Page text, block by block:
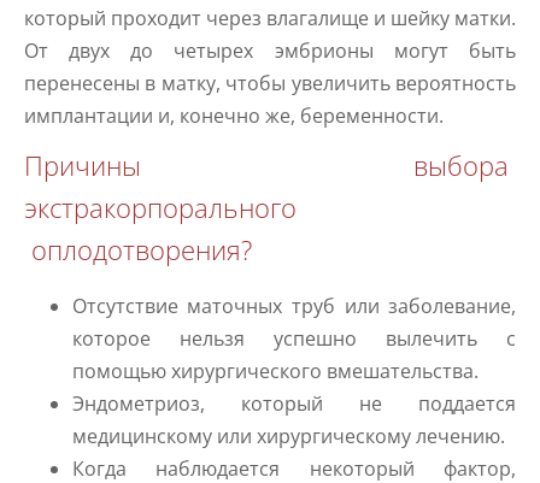
который проходит через влагалище и шейку матки.
От двух до четырех эмбрионы могут быть
перенесены в матку, чтобы увеличить вероятность
имплантации и, конечно же, беременности.
Причины выбора
экстракорпорального
оплодотворения?
Отсутствие маточных труб или заболевание,
которое нельзя успешно вылечить с
помощью хирургического вмешательства.
Эндометриоз, который не поддается
медицинскому или хирургическому лечению.
Когда наблюдается некоторый фактор,